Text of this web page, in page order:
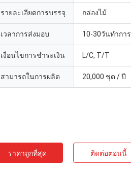
รายละเอียดการบรรจุ กล่องไม้
เวลาการส่งมอบ 10-30วันทำการ
เงื่อนไขการชำระเงิน L/C, T/T
สามารถในการผลิต 20,000 ชุด / ปี
ราคาถูกที่สุด ติดต่อตอนนี้